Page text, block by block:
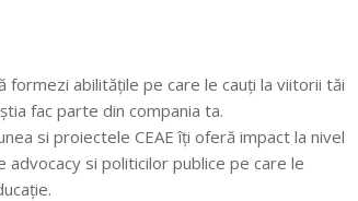
formezi abilitățile pe care le cauți la viitorii tăi
fac parte din compania ta.
si proiectele CEAE îți oferă impact la nivel
si politicilor publice pe care le